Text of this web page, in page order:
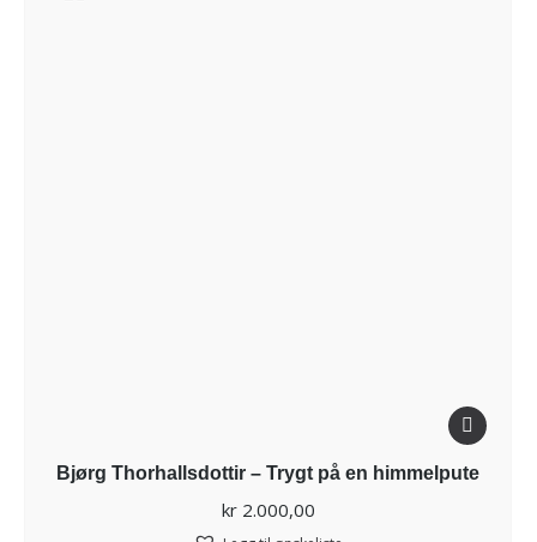
Bjørg Thorhallsdottir – Trygt på en himmelpute
kr2.000,00